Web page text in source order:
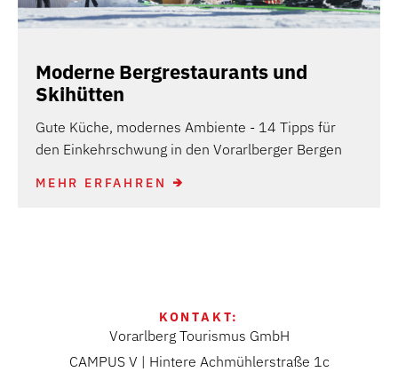
Moderne Bergrestaurants und
Skihütten
Gute Küche, modernes Ambiente - 14 Tipps für
den Einkehrschwung in den Vorarlberger Bergen
MEHR ERFAHREN
KONTAKT:
Vorarlberg Tourismus GmbH
CAMPUS V | Hintere Achmühlerstraße 1c